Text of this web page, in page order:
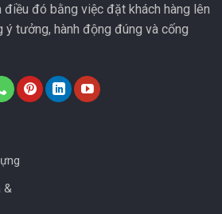
điều đó bằng việc đặt khách hàng lên
ý tưởng, hành động đúng và cống
&